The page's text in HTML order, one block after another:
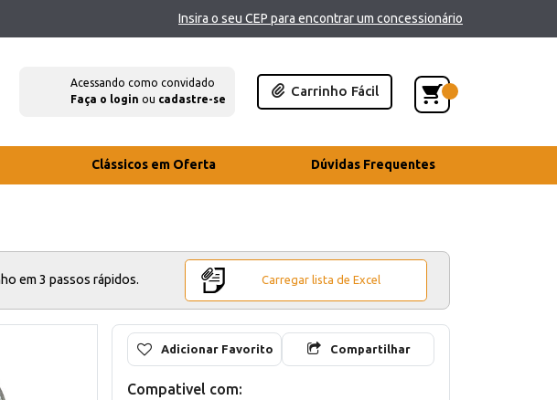
Insira o seu CEP para encontrar um concessionário
Acessando como convidado
Faça o login ou cadastre-se
Carrinho Fácil
Clássicos em Oferta Dúvidas Frequentes
em 3 passos rápidos. Carregar lista de Excel
Adicionar Favorito Compartilhar
Compativel com: